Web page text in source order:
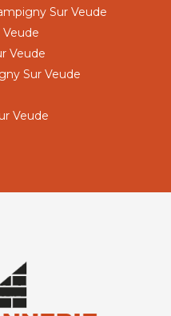
Sur Veude
Veude
Sur Veude
Veude